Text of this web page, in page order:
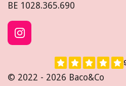
BE 1028.365.690
I
n
a
© 2022 - 2026 Baco&Co